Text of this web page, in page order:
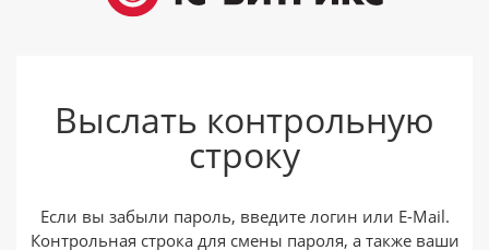
Запомнить меня на этом
компьютере
Забыли свой пароль?
Выслать контрольную
строку
Если вы забыли пароль, введите логин или E-Mail.
Контрольная строка для смены пароля, а также ваши